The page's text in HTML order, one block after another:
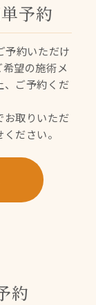
予約
予約いただけ
望の施術メ
、ご予約くだ
お取りいただ
ださい。
約